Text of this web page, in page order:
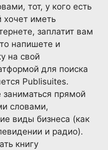
тот, у кого есть
хочет иметь
заплатит вам
напишете и
на свой
для поиска
Publisuites.
прямой
словами,
виды бизнеса (как
и радио).
книгу